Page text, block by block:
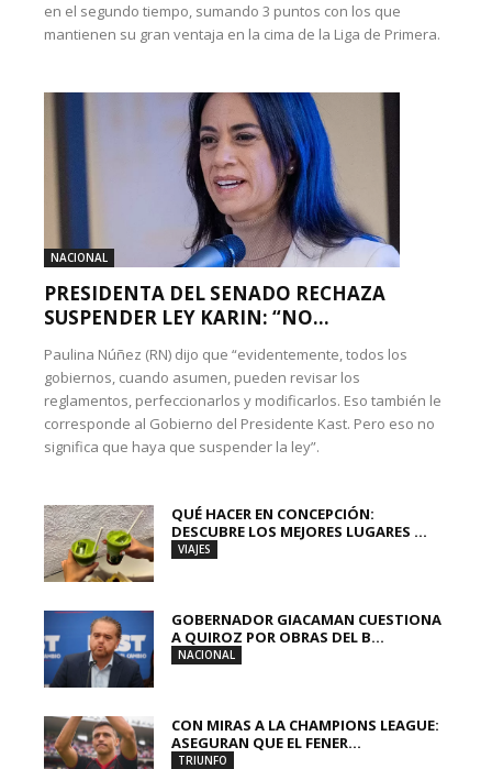
en el segundo tiempo, sumando 3 puntos con los que
mantienen su gran ventaja en la cima de la Liga de Primera.
NACIONAL
PRESIDENTA DEL SENADO RECHAZA
SUSPENDER LEY KARIN: “NO...
Paulina Núñez (RN) dijo que “evidentemente, todos los
gobiernos, cuando asumen, pueden revisar los
reglamentos, perfeccionarlos y modificarlos. Eso también le
corresponde al Gobierno del Presidente Kast. Pero eso no
significa que haya que suspender la ley”.
QUÉ HACER EN CONCEPCIÓN:
DESCUBRE LOS MEJORES LUGARES ...
VIAJES
GOBERNADOR GIACAMAN CUESTIONA
A QUIROZ POR OBRAS DEL B...
NACIONAL
CON MIRAS A LA CHAMPIONS LEAGUE:
ASEGURAN QUE EL FENER...
TRIUNFO